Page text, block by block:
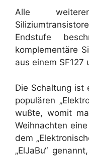
Alle
Endstufe
komplementäre
aus einem SF127
Die Schaltung ist
populären
wußte, womit
Weihnachten
dem
„ElJaBu“